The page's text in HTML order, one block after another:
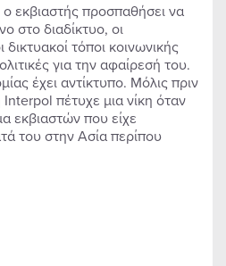
ο εκβιαστής προσπαθήσει να
στο διαδίκτυο, οι
δικτυακοί τόποι κοινωνικής
για την αφαίρεσή του.
έχει αντίκτυπο. Μόλις πριν
πέτυχε μια νίκη όταν
εκβιαστών που είχε
του στην Ασία περίπου